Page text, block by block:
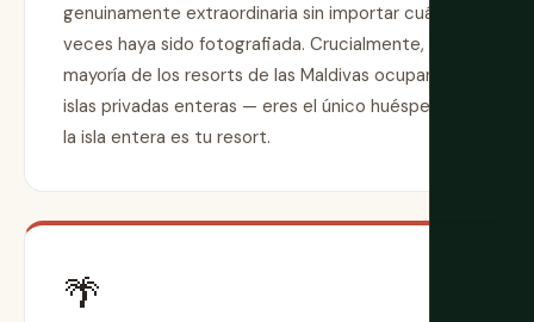
genuinamente extraordinaria sin importar cuántas
veces haya sido fotografiada. Crucialmente, la
mayoría de los resorts de las Maldivas ocupan
islas privadas enteras — eres el único huésped, y
la isla entera es tu resort.
🌴